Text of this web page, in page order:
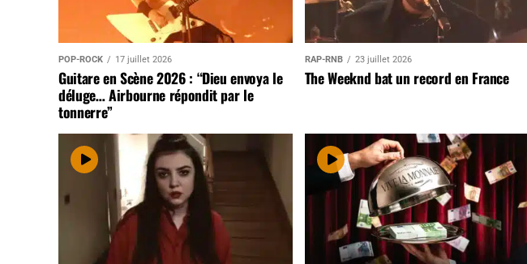
POP-ROCK 17 juillet 2026
Guitare en Scène 2026 : “Dieu envoya le
déluge… Airbourne répondit par le
tonnerre”
RAP-RNB 23 juillet 2026
The Weeknd bat un record en France